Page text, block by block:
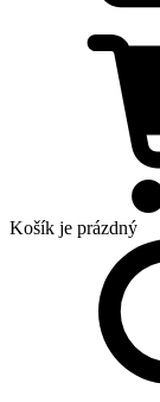
Košík je prázdný